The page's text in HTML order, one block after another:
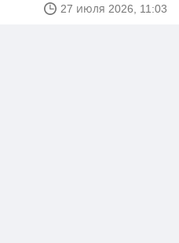
27 июля 2026, 11:03